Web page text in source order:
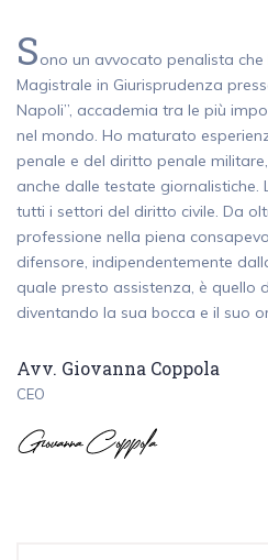
Sono un avvocato penalista
Magistrale in Giurisprudenza
Napoli”, accademia tra le più
nel mondo. Ho maturato
penale e del diritto penale
anche dalle testate giornalistiche.
tutti i settori del diritto civile. Da
professione nella piena
difensore, indipendentemente
quale presto assistenza, è quello
diventando la sua bocca e il suo
Avv. Giovanna Coppola
CEO